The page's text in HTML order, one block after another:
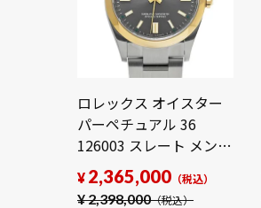
ロレックス オイスター
パーペチュアル 36
126003 スレート メンズ
時計 【新品】
【wristwatch】
¥2,398,000（税込）
¥ 2,365,000 （税込）